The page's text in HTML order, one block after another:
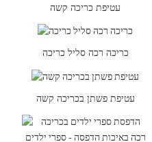
עטיפת כריכה קשה
כריכה רכה סליל כריכה
עטיפת פשתן בכריכה קשה